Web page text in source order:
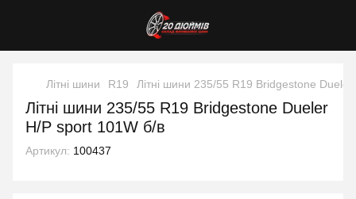
Літні шини R19 Літні шини 235/55 R19 Bridgestone
Літні шини 235/55 R19 Bridgestone Dueler
H/P sport 101W б/в
Артикул: 100437